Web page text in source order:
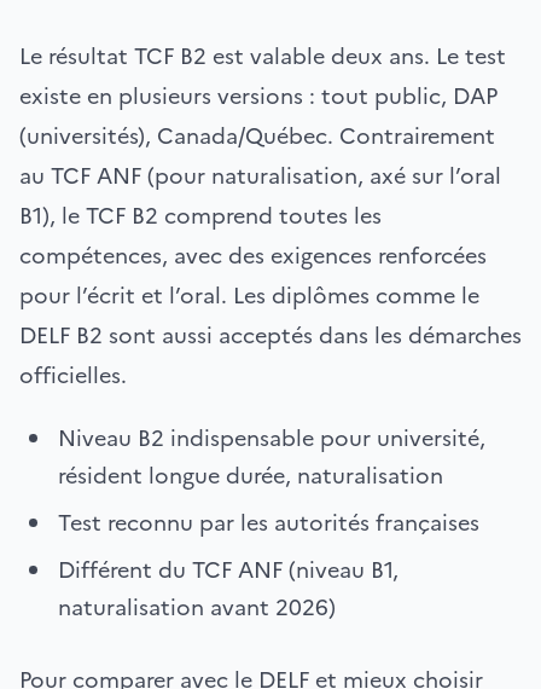
Le résultat TCF B2 est valable deux ans. Le test
existe en plusieurs versions : tout public, DAP
(universités), Canada/Québec. Contrairement
au TCF ANF (pour naturalisation, axé sur l’oral
B1), le TCF B2 comprend toutes les
compétences, avec des exigences renforcées
pour l’écrit et l’oral. Les diplômes comme le
DELF B2 sont aussi acceptés dans les démarches
officielles.
Niveau B2 indispensable pour université,
résident longue durée, naturalisation
Test reconnu par les autorités françaises
Différent du TCF ANF (niveau B1,
naturalisation avant 2026)
Pour comparer avec le DELF et mieux choisir